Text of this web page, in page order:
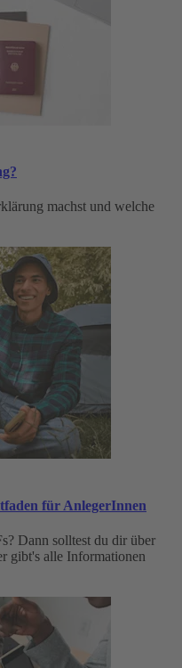
machst und welche
für AnlegerInnen
Dann solltest du dir über
gibt's alle Informationen